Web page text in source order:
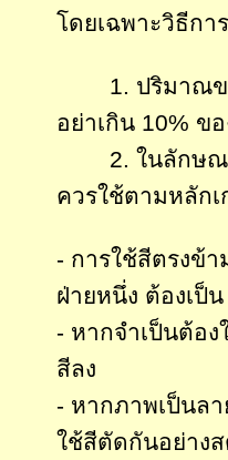
โดยเฉพาะวิธีก
1. ปริมาณขอ
อย่าเกิน 10% ข
2. ในลักษณะก
ควรใช้ตามหลัก
- การใช้สีตรงข้
ฝ่ายหนึ่ง ต้องเป็
- หากจำเป็นต้อ
สีลง
- หากภาพเป็นล
ใช้สีตัดกันอย่าง